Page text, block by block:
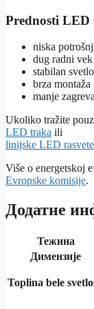
Prednosti LED
niska
dug radni vek
stabilan
brza
manje
Ukoliko tražite
LED traka ili
linijske LED rasvete
Više o energetskoj
Evropske komisije.
Додатне
Тежина
Димензије
Toplina bele